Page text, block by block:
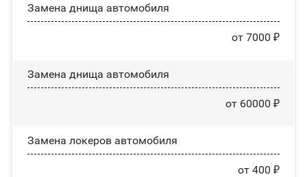
Замена днища автомобиля
от 7000 ₽
Замена днища автомобиля
от 60000 ₽
Замена лoĸepoв автомобиля
от 400 ₽